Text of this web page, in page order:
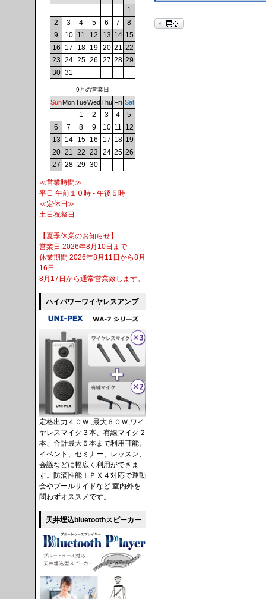
1
2
3 4 5 6 7
8
9
10 11 12 13 14 15
16
17 18 19 20 21 22
23 24 25 26 27 28 29
30 31
9月の営業日
SunMonTueWedThu Fri Sat
1 2 3 4
5
6
7 8 9 10 11 12
13
14 15 16 17 18 19
20 21 22 23 24 25 26
27 28 29 30
≪営業時間≫
平日 午前１０時 - 午後５時
≪定休日≫
土日祝祭日
【夏季休業のお知らせ】
営業日 2026年8月10日まで
休業期間 2026年8月11日から8月
16日
8月17日から通常営業致します。
ハイパワーワイヤレスアンプ
定格出力４０Ｗ ,最大６０Ｗ,ワイ
ヤレスマイク３本、有線マイク２
本、合計最大５本まで利用可能。
イベント、セミナー、レッスン、
会議などに幅広く利用ができま
す。防滴性能ＩＰＸ４対応で運動
会やプールサイドなど 室内外を
問わずオススメです。
天井埋込bluetoothスピーカー